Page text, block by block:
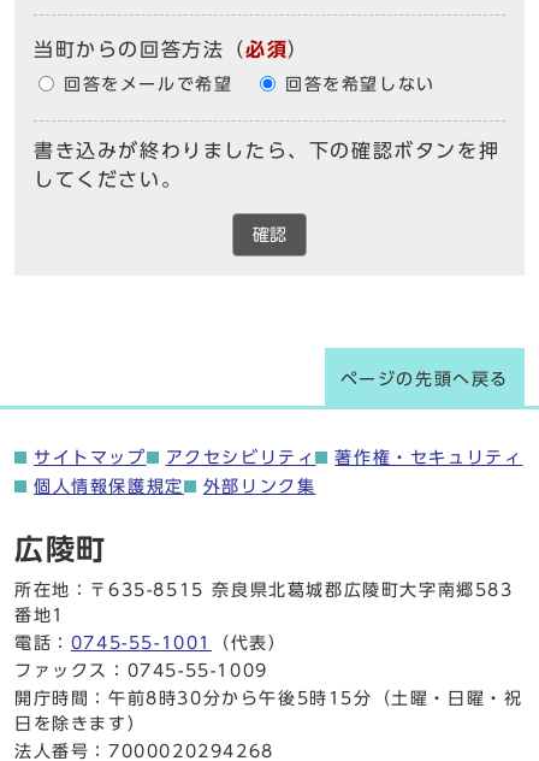
当町からの回答方法 （必須）
回答をメールで希望 回答を希望しない
書き込みが終わりましたら、下の確認ボタンを押
してください。
確認
ページの先頭へ戻る
サイトマップ アクセシビリティ
著作権・セキュリティ
個人情報保護規定
外部リンク集
広陵町
所在地：〒635-8515 奈良県北葛城郡広陵町大字南郷583
番地1
電話： 0745-55-1001
（代表）
ファックス：0745-55-1009
開庁時間：午前8時30分から午後5時15分（土曜・日曜・祝
日を除きます）
法人番号：7000020294268